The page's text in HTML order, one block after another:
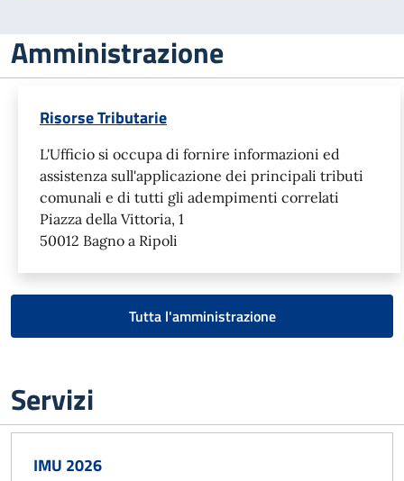
Amministrazione
Risorse Tributarie
L'Ufficio si occupa di fornire informazioni ed
assistenza sull'applicazione dei principali tributi
comunali e di tutti gli adempimenti correlati
Piazza della Vittoria, 1
50012 Bagno a Ripoli
Tutta l'amministrazione
Servizi
IMU 2026